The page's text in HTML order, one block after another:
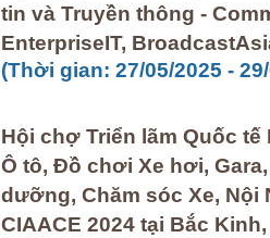
tin và Truyền thông -
EnterpriseIT,
(Thời gian: 27/05/2025 -
Hội chợ Triển lãm Quốc
Ô tô, Đồ chơi Xe hơi,
dưỡng, Chăm sóc Xe, Nội
CIAACE 2024 tại Bắc Kinh,